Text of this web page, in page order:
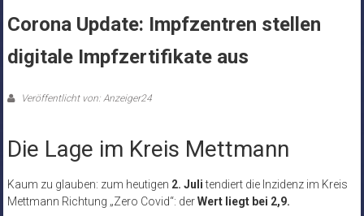
Corona Update: Impfzentren stellen
digitale Impfzertifikate aus
Veröffentlicht von: Anzeiger24
Die Lage im Kreis Mettmann
Kaum zu glauben: zum heutigen 2. Julitendiert die Inzidenz im Kreis
Mettmann Richtung „Zero Covid“: derWert liegt bei 2,9.